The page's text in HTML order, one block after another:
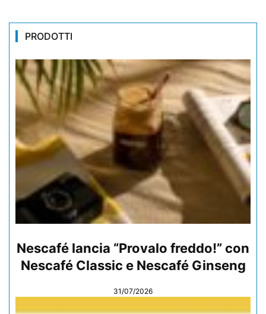
PRODOTTI
Nescafé lancia “Provalo freddo!” con
Nescafé Classic e Nescafé Ginseng
31/07/2026